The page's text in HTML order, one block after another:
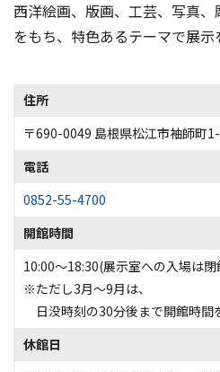
西洋絵画、版画、工芸、写真
をもち、特色あるテーマで展示
住所
〒690-0049 島根県松江市袖師町
電話
0852-55-4700
開館時間
10:00～18:30(展示室への入場は
※ただし3月～9月は、
日没時刻の30分後まで開館時間
休館日